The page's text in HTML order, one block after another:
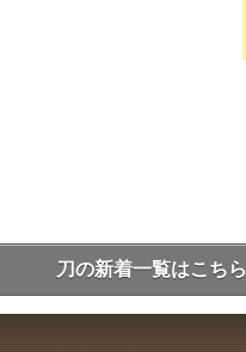
刀の新着一覧はこちら